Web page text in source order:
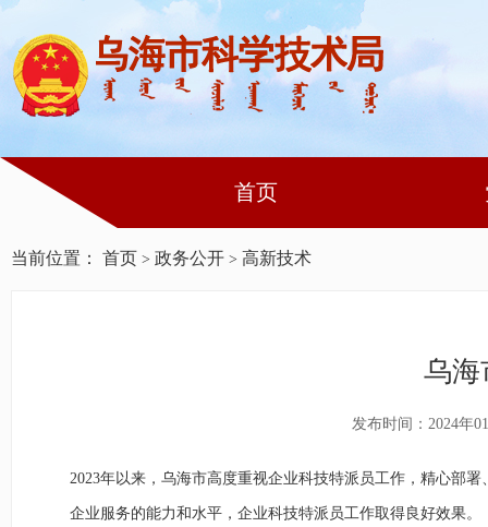
首页
当前位置： 首页 > 政务公开 > 高新技术
乌海
发布时间：2024年
2023年以来， 乌海市高度重视企业科技特派员工作， 精心部署
企业服务的能力和水平， 企业科技特派员工作取得良好效果。